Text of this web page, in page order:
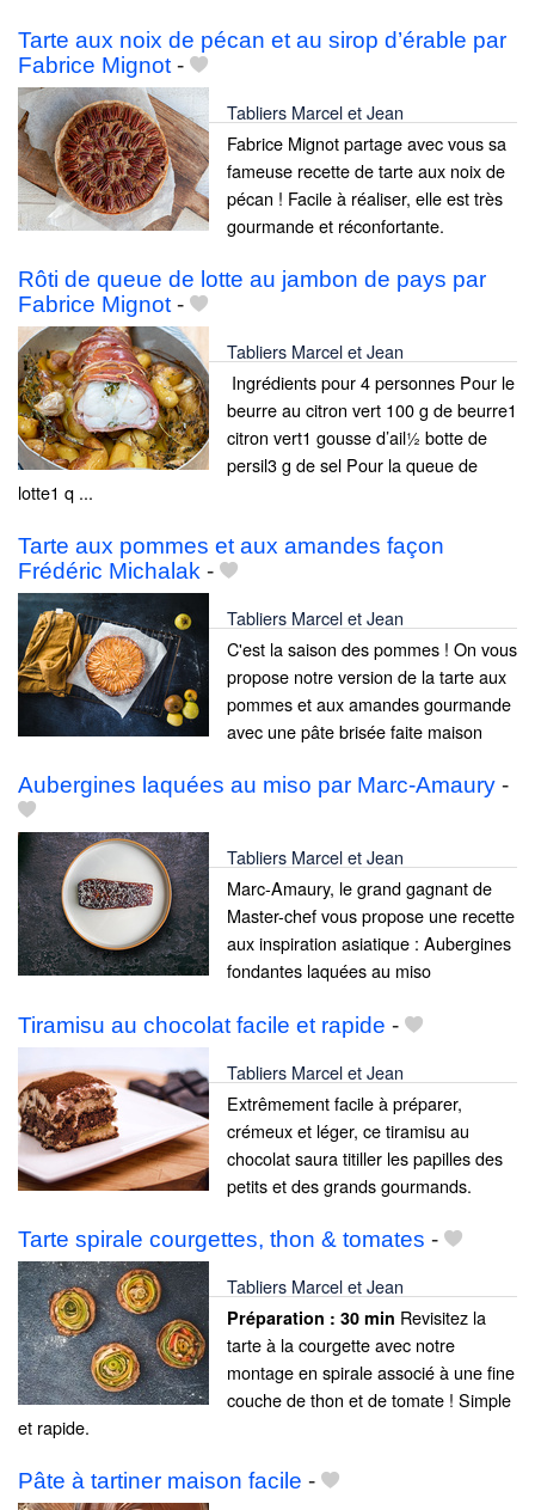
Tarte aux noix de pécan et au sirop d’érable par
Fabrice Mignot -
Tabliers Marcel et Jean
Fabrice Mignot partage avec vous sa
fameuse recette de tarte aux noix de
pécan ! Facile à réaliser, elle est très
gourmande et réconfortante.
Rôti de queue de lotte au jambon de pays par
Fabrice Mignot -
Tabliers Marcel et Jean
​ Ingrédients pour 4 personnes Pour le
beurre au citron vert 100 g de beurre1
citron vert1 gousse d’ail½ botte de
persil3 g de sel Pour la queue de
lotte1 q ...
Tarte aux pommes et aux amandes façon
Frédéric Michalak -
Tabliers Marcel et Jean
C'est la saison des pommes ! On vous
propose notre version de la tarte aux
pommes et aux amandes gourmande
avec une pâte brisée faite maison
Aubergines laquées au miso par Marc-Amaury -
Tabliers Marcel et Jean
Marc-Amaury, le grand gagnant de
Master-chef vous propose une recette
aux inspiration asiatique : Aubergines
fondantes laquées au miso
Tiramisu au chocolat facile et rapide -
Tabliers Marcel et Jean
Extrêmement facile à préparer,
crémeux et léger, ce tiramisu au
chocolat saura titiller les papilles des
petits et des grands gourmands.
Tarte spirale courgettes, thon & tomates -
Tabliers Marcel et Jean
Préparation : 30 min Revisitez la
tarte à la courgette avec notre
montage en spirale associé à une fine
couche de thon et de tomate ! Simple
et rapide.
Pâte à tartiner maison facile -